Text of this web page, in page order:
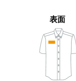
表面